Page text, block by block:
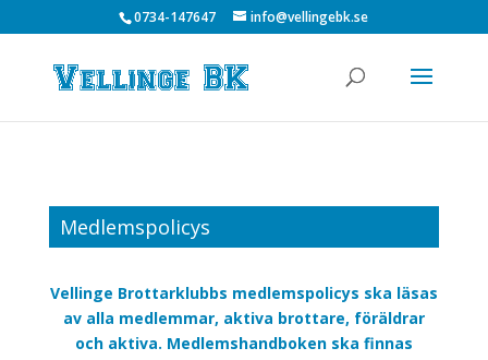
0734-147647 info@vellingebk.se
Medlemspolicys
Vellinge Brottarklubbs medlemspolicys ska läsas
av alla medlemmar, aktiva brottare, föräldrar
och aktiva. Medlemshandboken ska finnas